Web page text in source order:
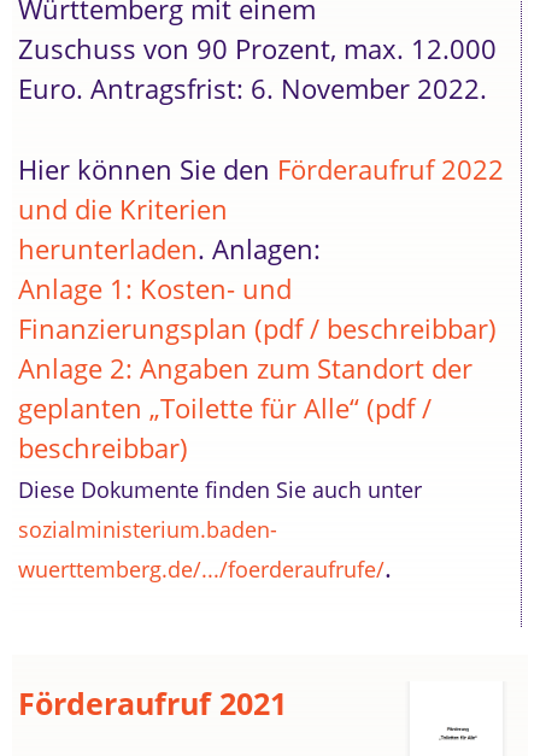
Württemberg mit einem
Zuschuss von 90 Prozent, max. 12.000
Euro. Antragsfrist: 6. November 2022.
Hier können Sie den Förderaufruf 2022
und die Kriterien
herunterladen. Anlagen:
Anlage 1: Kosten- und
Finanzierungsplan (pdf / beschreibbar)
Anlage 2: Angaben zum Standort der
geplanten „Toilette für Alle“ (pdf /
beschreibbar)
Diese Dokumente finden Sie auch unter
sozialministerium.baden-
wuerttemberg.de/.../foerderaufrufe/.
Förderaufruf 2021